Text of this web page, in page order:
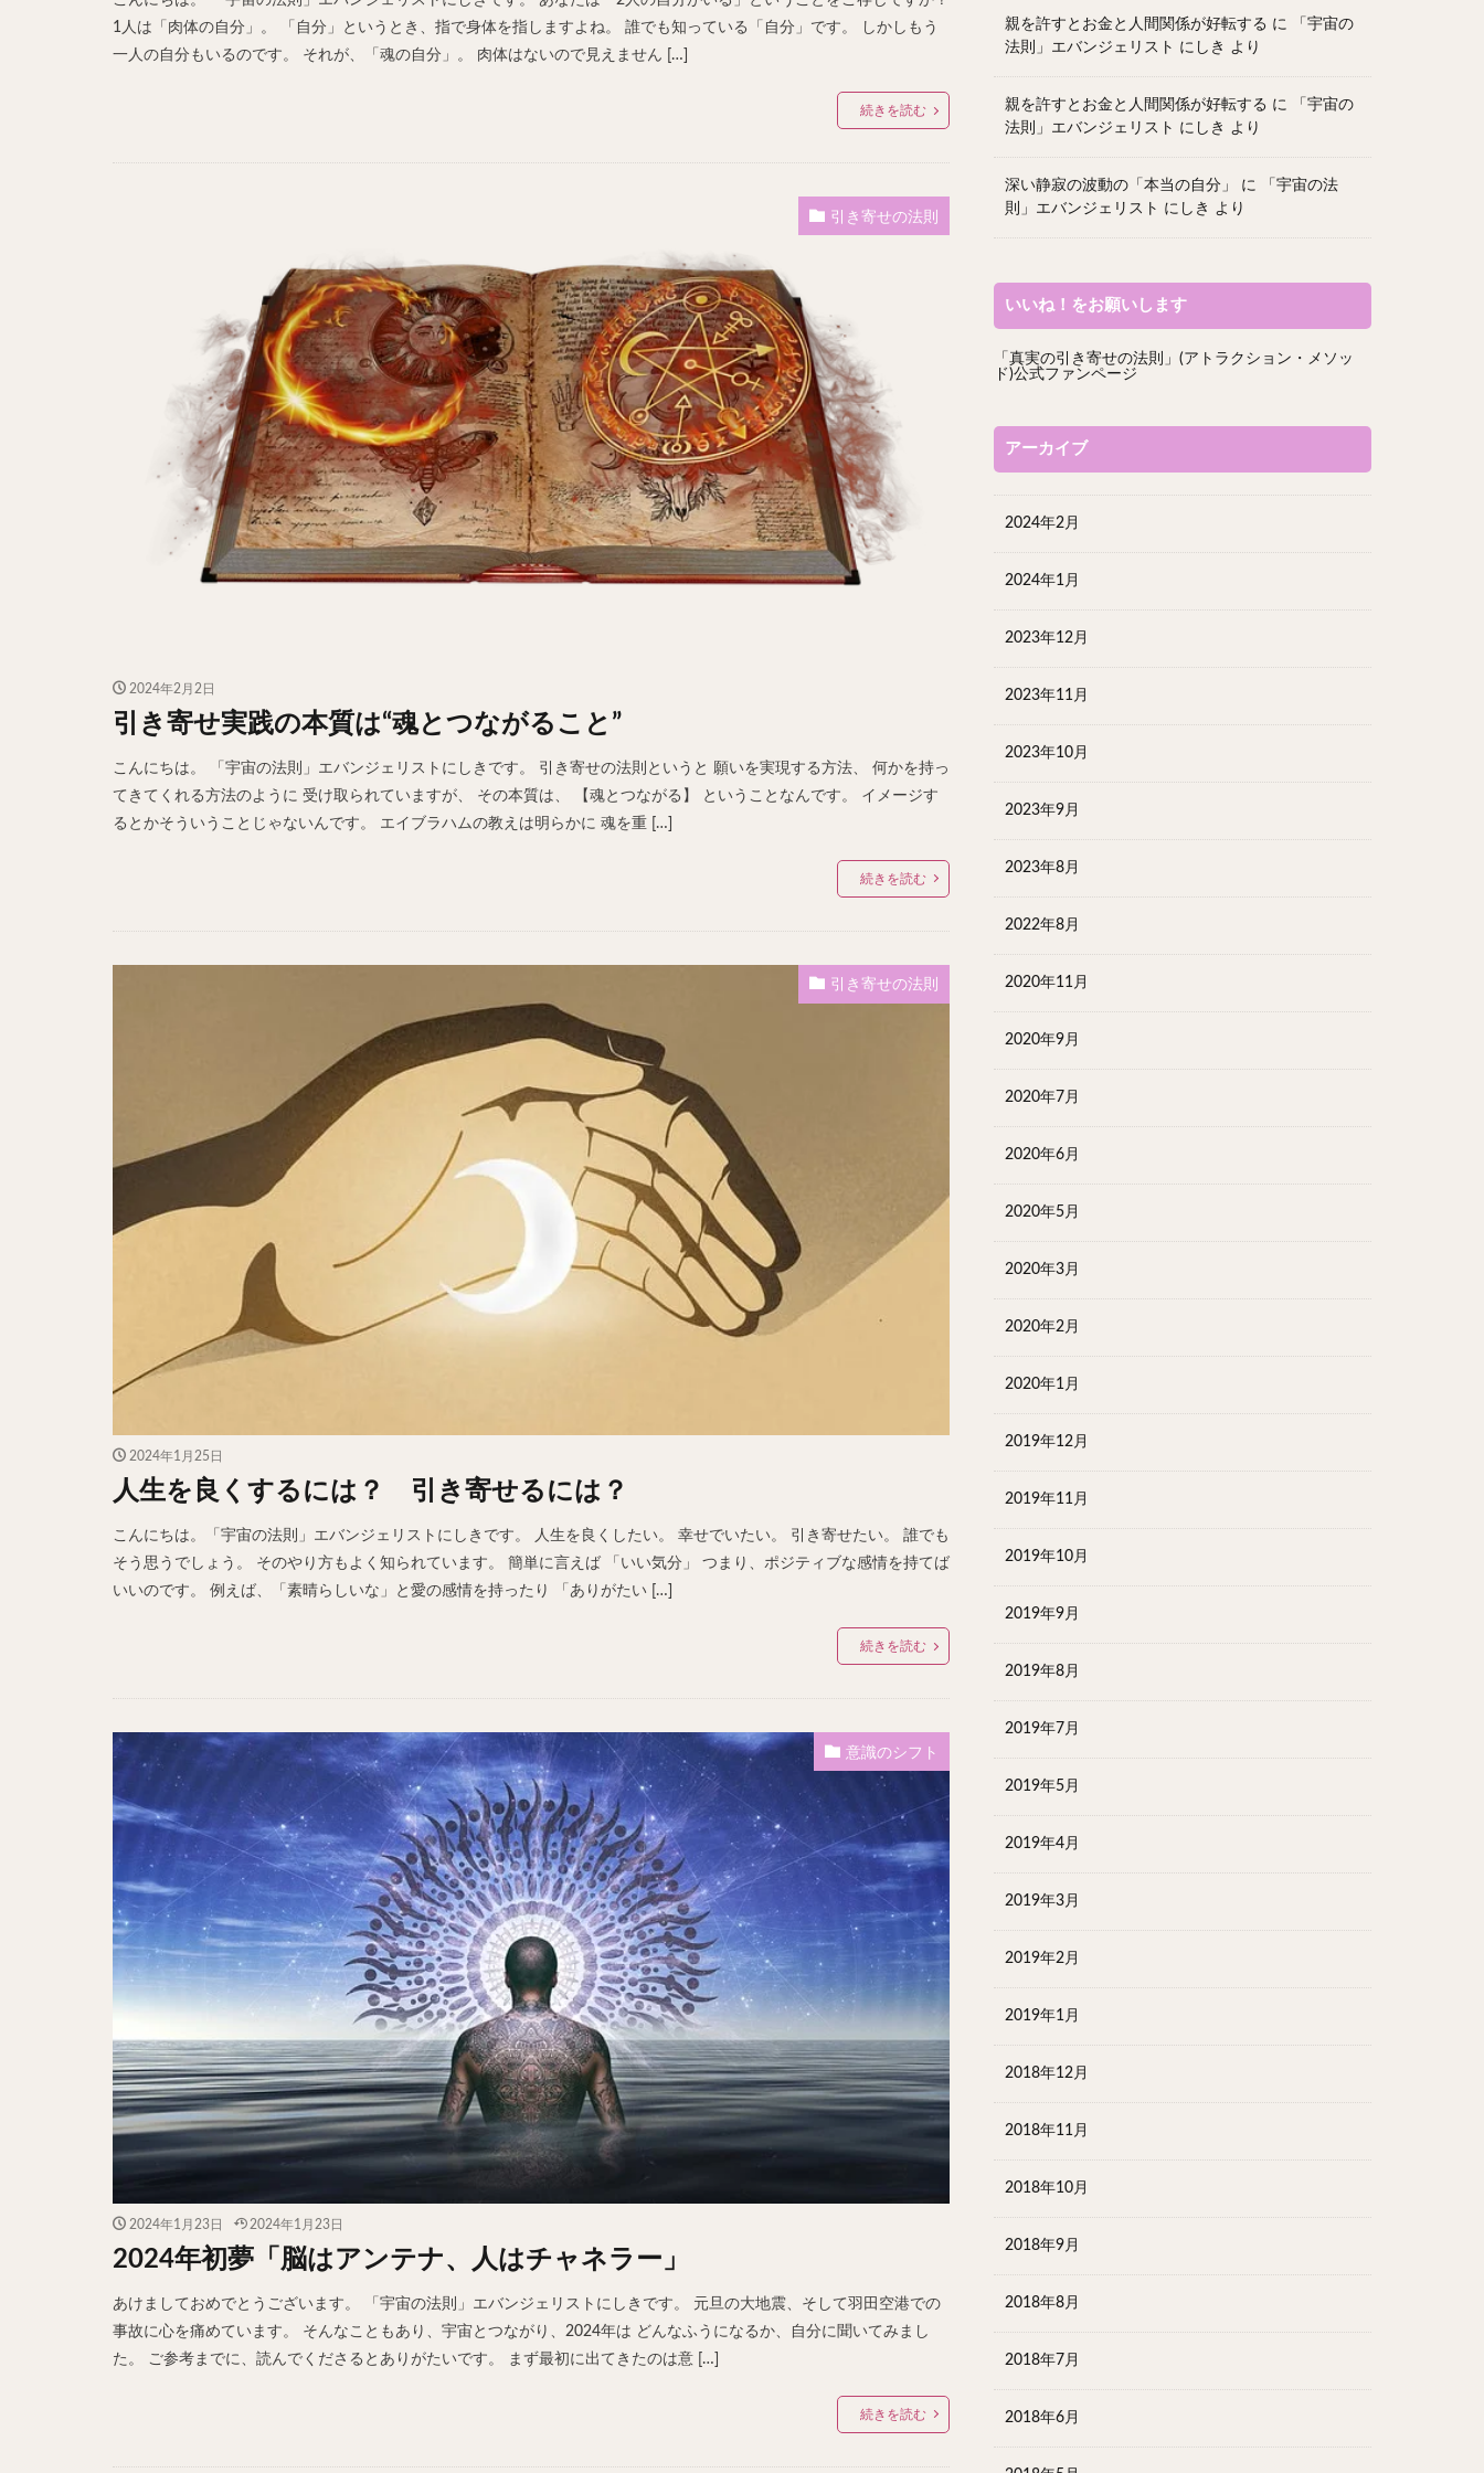
1人は「肉体の自分」。 「自分」というとき、指で身体を指しますよね。 誰でも知っている「自分」です。 しかしもう
一人の自分もいるのです。 それが、「魂の自分」。 肉体はないので見えません […]
続きを読む
引き寄せの法則
2024年2月2日
引き寄せ実践の本質は“魂とつながること”
こんにちは。 「宇宙の法則」エバンジェリストにしきです。 引き寄せの法則というと 願いを実現する方法、 何かを持っ
てきてくれる方法のように 受け取られていますが、 その本質は、 【魂とつながる】 ということなんです。 イメージす
るとかそういうことじゃないんです。 エイブラハムの教えは明らかに 魂を重 […]
続きを読む
引き寄せの法則
2024年1月25日
人生を良くするには？ 引き寄せるには？
こんにちは。「宇宙の法則」エバンジェリストにしきです。 人生を良くしたい。 幸せでいたい。 引き寄せたい。 誰でも
そう思うでしょう。 そのやり方もよく知られています。 簡単に言えば 「いい気分」 つまり、ポジティブな感情を持てば
いいのです。 例えば、「素晴らしいな」と愛の感情を持ったり 「ありがたい […]
続きを読む
意識のシフト
2024年1月23日 2024年1月23日
2024年初夢「脳はアンテナ、人はチャネラー」
あけましておめでとうございます。 「宇宙の法則」エバンジェリストにしきです。 元旦の大地震、そして羽田空港での
事故に心を痛めています。 そんなこともあり、宇宙とつながり、2024年は どんなふうになるか、自分に聞いてみまし
た。 ご参考までに、読んでくださるとありがたいです。 まず最初に出てきたのは意 […]
続きを読む
親を許すとお金と人間関係が好転する に
「宇宙の
法則」エバンジェリスト にしき より
親を許すとお金と人間関係が好転する に
「宇宙の
法則」エバンジェリスト にしき より
深い静寂の波動の「本当の自分」 に
「宇宙の法
則」エバンジェリスト にしき より
いいね！をお願いします
「真実の引き寄せの法則」(アトラクション・メソッ
ド)公式ファンページ
アーカイブ
2024年2月
2024年1月
2023年12月
2023年11月
2023年10月
2023年9月
2023年8月
2022年8月
2020年11月
2020年9月
2020年7月
2020年6月
2020年5月
2020年3月
2020年2月
2020年1月
2019年12月
2019年11月
2019年10月
2019年9月
2019年8月
2019年7月
2019年5月
2019年4月
2019年3月
2019年2月
2019年1月
2018年12月
2018年11月
2018年10月
2018年9月
2018年8月
2018年7月
2018年6月